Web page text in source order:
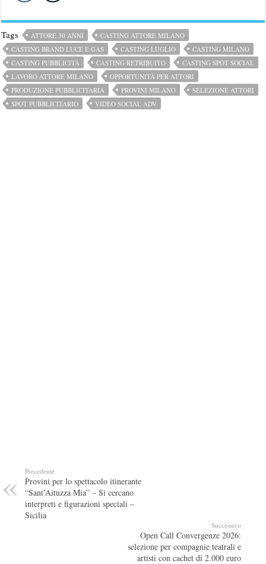
Tags ATTORE 30 ANNI
CASTING ATTORE MILANO
CASTING BRAND LUCE E GAS
CASTING LUGLIO
CASTING MILANO
CASTING PUBBLICITÀ
CASTING RETRIBUITO
CASTING SPOT SOCIAL
LAVORO ATTORE MILANO
OPPORTUNITÀ PER ATTORI
PRODUZIONE PUBBLICITARIA
PROVINI MILANO
SELEZIONE ATTORI
SPOT PUBBLICITARIO
VIDEO SOCIAL ADV
Precedente
Provini per lo spettacolo itinerante
“Sant’Aituzza Mia” – Si cercano
interpreti e figurazioni speciali –
Sicilia
Successivo
Open Call Convergenze 2026:
selezione per compagnie teatrali e
artisti con cachet di 2.000 euro